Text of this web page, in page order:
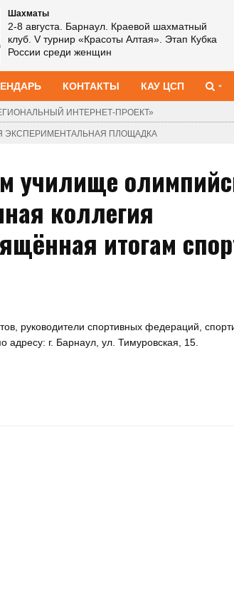
Шахматы
2-8 августа. Барнаул. Краевой шахматный
клуб. V турнир «Красоты Алтая». Этап Кубка
России среди женщин
КОНТАКТЫ КАУ ЦСП
ИНТЕРНЕТ-ПРОЕКТ»
ЭКСПЕРИМЕНТАЛЬНАЯ ПЛОЩАДКА
училище
коллегия
итогам
руководители спортивных федераций,
адресу: г. Барнаул, ул. Тимуровская, 15.